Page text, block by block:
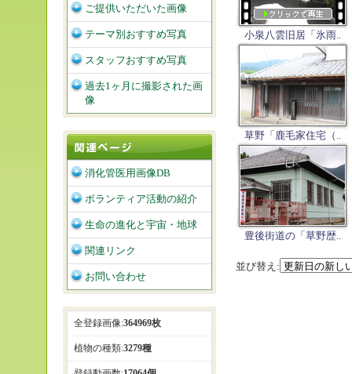
小泉八雲旧居「氷雨..
草野「鹿毛家住宅（..
豊後街道の「草野歴..
並び替え:
ご提供いただいた画像
テーマ別おすすめ写真
スタッフおすすめ写真
過去1ヶ月に撮影された画
像
消化管医用画像DB
ボランティア活動の紹介
生命の進化と宇宙・地球
関連リンク
お問い合わせ
全登録画像:364969枚
植物の種類:3279種